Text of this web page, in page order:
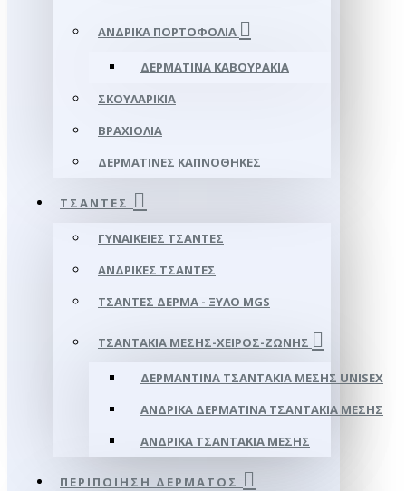
ΑΝΔΡΙΚΆ ΠΟΡΤΟΦΌΛΙΑ
ΔΕΡΜΆΤΙΝΑ ΚΑΒΟΥΡΆΚΙΑ
ΣΚΟΥΛΑΡΊΚΙΑ
ΒΡΑΧΙΌΛΙΑ
ΔΕΡΜΆΤΙΝΕΣ ΚΑΠΝΟΘΉΚΕΣ
ΤΣΆΝΤΕΣ
ΓΥΝΑΙΚΕΊΕΣ ΤΣΆΝΤΕΣ
ΑΝΔΡΙΚΈΣ ΤΣΆΝΤΕΣ
ΤΣΆΝΤΕΣ ΔΈΡΜΑ - ΞΎΛΟ MGS
ΤΣΑΝΤΆΚΙΑ ΜΈΣΗΣ-ΧΕΙΡΌΣ-ΖΏΝΗΣ
ΔΕΡΜΆΝΤΙΝΑ ΤΣΑΝΤΆΚΙΑ ΜΈΣΗΣ UNISEX
ΑΝΔΡΙΚΆ ΔΕΡΜΆΤΙΝΑ ΤΣΑΝΤΆΚΙΑ ΜΈΣΗΣ
ΑΝΔΡΙΚΆ ΤΣΑΝΤΆΚΙΑ ΜΈΣΗΣ
ΠΕΡΙΠΟΊΗΣΗ ΔΈΡΜΑΤΟΣ